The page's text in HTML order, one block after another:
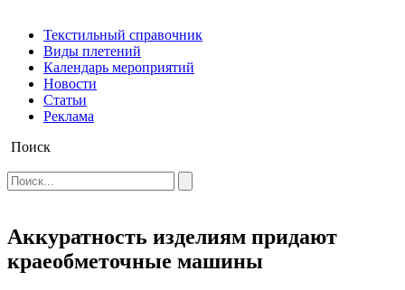
Текстильный справочник
Виды плетений
Календарь мероприятий
Новости
Статьи
Реклама
Поиск
Аккуратность изделиям придают
краеобметочные машины